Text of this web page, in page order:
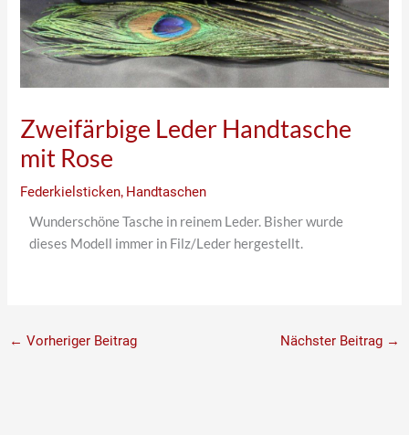
Zweifärbige Leder Handtasche
mit Rose
Federkielsticken, Handtaschen
Wunderschöne Tasche in reinem Leder. Bisher wurde
dieses Modell immer in Filz/Leder hergestellt.
← Vorheriger Beitrag Nächster Beitrag →